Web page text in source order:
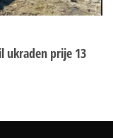
ukraden prije 13